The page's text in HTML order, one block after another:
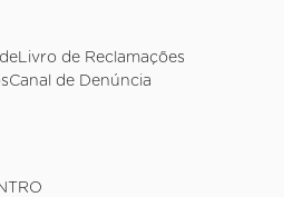
Livro de Reclamações
Canal de Denúncia